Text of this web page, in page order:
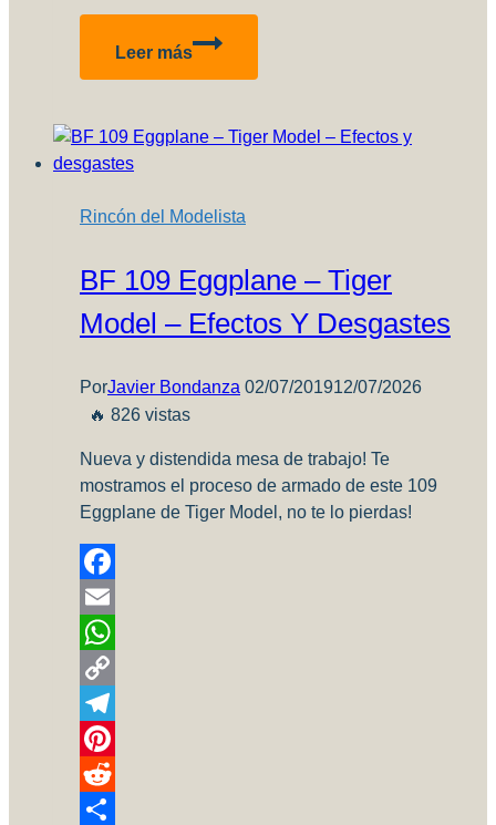
Compartir
Leer más
Por
livery
Aerolíneas
Rincón del Modelista
BF 109 Eggplane – Tiger
Model – Efectos Y Desgastes
PorJavier Bondanza 02/07/201912/07/2026
🔥 826 vistas
Nueva y distendida mesa de trabajo! Te
mostramos el proceso de armado de este 109
Eggplane de Tiger Model, no te lo pierdas!
Facebook
Email
WhatsApp
Copy
Link
Telegram
Pinterest
Reddit